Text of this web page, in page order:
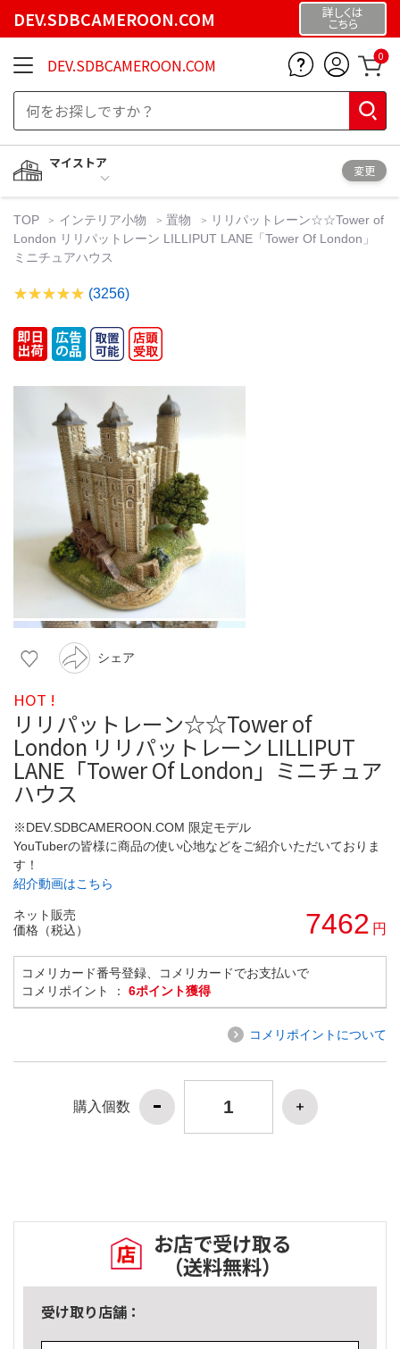
DEV.SDBCAMEROON.COM 詳しくは
こちら
DEV.SDBCAMEROON.COM 0
マイストア
変更
TOP インテリア小物 置物
リリパットレーン☆☆Tower of
London リリパットレーン LILLIPUT LANE「Tower Of London」
ミニチュアハウス
(3256)
シェア
HOT !
リリパットレーン☆☆Tower of
London リリパットレーン LILLIPUT
LANE「Tower Of London」ミニチュア
ハウス
※DEV.SDBCAMEROON.COM 限定モデル
YouTuberの皆様に商品の使い心地などをご紹介いただいておりま
す！
紹介動画はこちら
ネット販売
価格（税込）
7462 円
コメリカード番号登録、コメリカードでお支払いで
コメリポイント ： 6ポイント獲得
コメリポイントについて
購入個数
お店で受け取る
（送料無料）
受け取り店舗：